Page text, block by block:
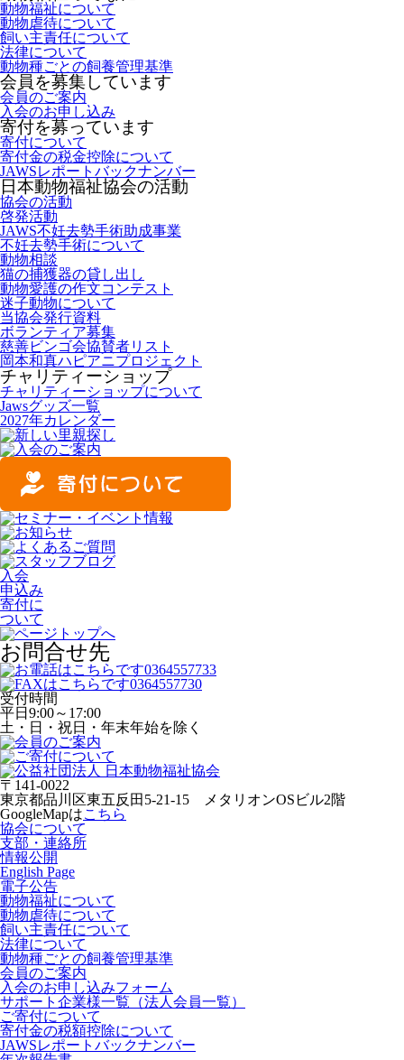
動物福祉について
動物虐待について
飼い主責任について
法律について
動物種ごとの飼養管理基準
会員を募集しています
会員のご案内
入会のお申し込み
寄付を募っています
寄付について
寄付金の税金控除について
JAWSレポートバックナンバー
日本動物福祉協会の活動
協会の活動
啓発活動
JAWS不妊去勢手術助成事業
不妊去勢手術について
動物相談
猫の捕獲器の貸し出し
動物愛護の作文コンテスト
迷子動物について
当協会発行資料
ボランティア募集
慈善ビンゴ会協賛者リスト
岡本和真ハピアニプロジェクト
チャリティーショップ
チャリティーショップについて
Jawsグッズ一覧
2027年カレンダー
入会
申込み
寄付に
ついて
お問合せ先
受付時間
平日 9:00～17:00
土・日・祝日・年末年始を除く
〒141-0022
東京都品川区東五反田5-21-15 メタリオンOSビル2階
GoogleMapはこちら
協会について
支部・連絡所
情報公開
English Page
電子公告
動物福祉について
動物虐待について
飼い主責任について
法律について
動物種ごとの飼養管理基準
会員のご案内
入会のお申し込みフォーム
サポート企業様一覧（法人会員一覧）
ご寄付について
寄付金の税額控除について
JAWSレポートバックナンバー